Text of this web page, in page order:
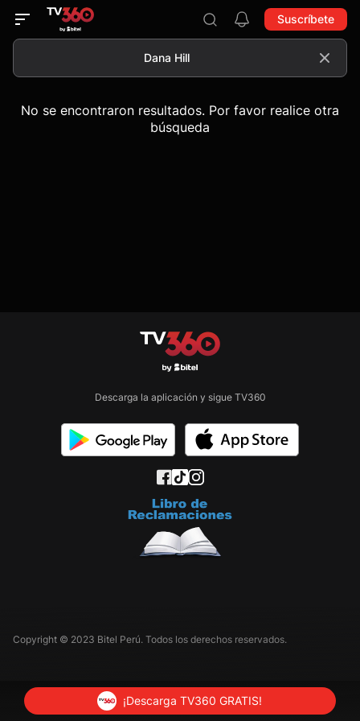
Suscríbete
No se encontraron resultados. Por favor realice otra
búsqueda
Descarga la aplicación y sigue TV360
Copyright © 2023 Bitel Perú. Todos los derechos reservados.
¡Descarga TV360 GRATIS!